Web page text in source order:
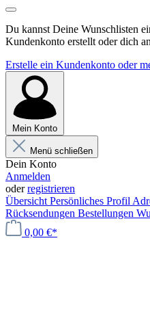
Du kannst Deine Wunschlisten
Kundenkonto erstellt oder dich
Erstelle ein Kundenkonto oder
Mein Konto
Menü schließen
Dein Konto
Anmelden
oderregistrieren
Übersicht Persönliches Profil
Rücksendungen Bestellungen
0,00 €*